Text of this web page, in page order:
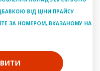
ВІД ЦІНИ ПРАЙСУ.
ЗА НОМЕРОМ, ВКАЗАНОМУ НА